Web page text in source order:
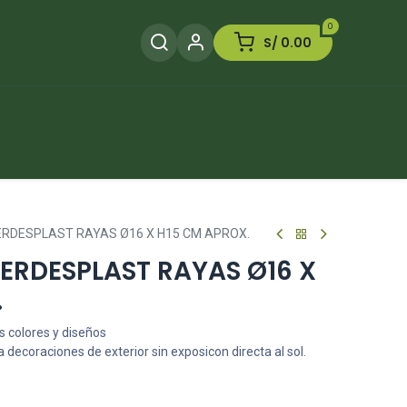
0
S/ 0.00
RAYAS Ø16 X H15 CM APROX.
RAYAS Ø16 X
colores y diseños
decoraciones de exterior sin exposicon directa al sol.